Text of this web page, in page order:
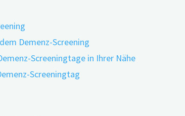
Demenz-Screening
Screeningtage in Ihrer Nähe
Screeningtag